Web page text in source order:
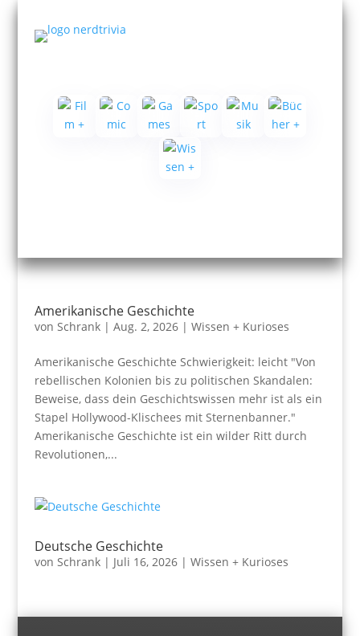
Amerikanische Geschichte
von Schrank| Aug. 2, 2026| Wissen + Kurioses
Amerikanische Geschichte Schwierigkeit: leicht "Von
rebellischen Kolonien bis zu politischen Skandalen:
Beweise, dass dein Geschichtswissen mehr ist als ein
Stapel Hollywood-Klischees mit Sternenbanner."
Amerikanische Geschichte ist ein wilder Ritt durch
Revolutionen,...
Deutsche Geschichte
von Schrank| Juli 16, 2026| Wissen + Kurioses